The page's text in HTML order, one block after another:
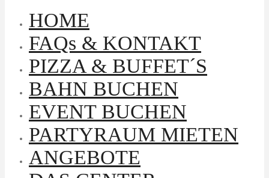
HOME
FAQs & KONTAKT
PIZZA & BUFFET´S
BAHN BUCHEN
EVENT BUCHEN
PARTYRAUM MIETEN
ANGEBOTE